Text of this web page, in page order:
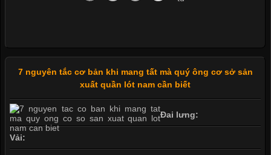
7 nguyên tắc cơ bản khi mang tất mà quý ông cơ sở sản
xuất quần lót nam cần biết
Đai lưng:
Vải: